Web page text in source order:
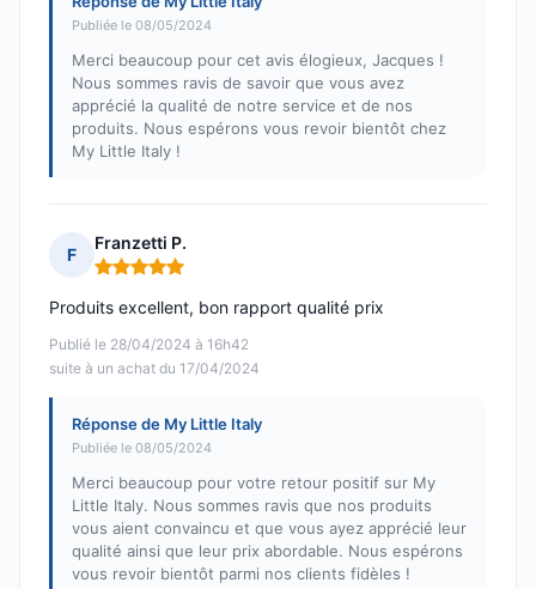
Publiée le 08/05/2024
Merci beaucoup pour cet avis élogieux, Jacques !
Nous sommes ravis de savoir que vous avez
apprécié la qualité de notre service et de nos
produits. Nous espérons vous revoir bientôt chez
My Little Italy !
F
Franzetti P.
Note : 5 sur 5
Publié le 28/04/2024 à 16h42
suite à un achat du 17/04/2024
Produits excellent, bon rapport qualité prix
Réponse de My Little Italy
Publiée le 08/05/2024
Merci beaucoup pour votre retour positif sur My
Little Italy. Nous sommes ravis que nos produits
vous aient convaincu et que vous ayez apprécié leur
qualité ainsi que leur prix abordable. Nous espérons
vous revoir bientôt parmi nos clients fidèles !